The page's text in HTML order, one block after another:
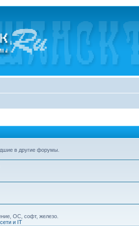
в другие форумы.
ОС, софт, железо.
и IT